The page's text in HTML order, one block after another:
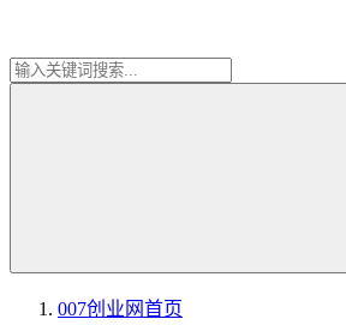
007创业网首页